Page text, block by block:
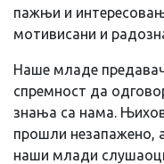
пажњи и
мотивисани и
Наше младе
спремност да
знања са нама.
прошли незапажено,
наши млади